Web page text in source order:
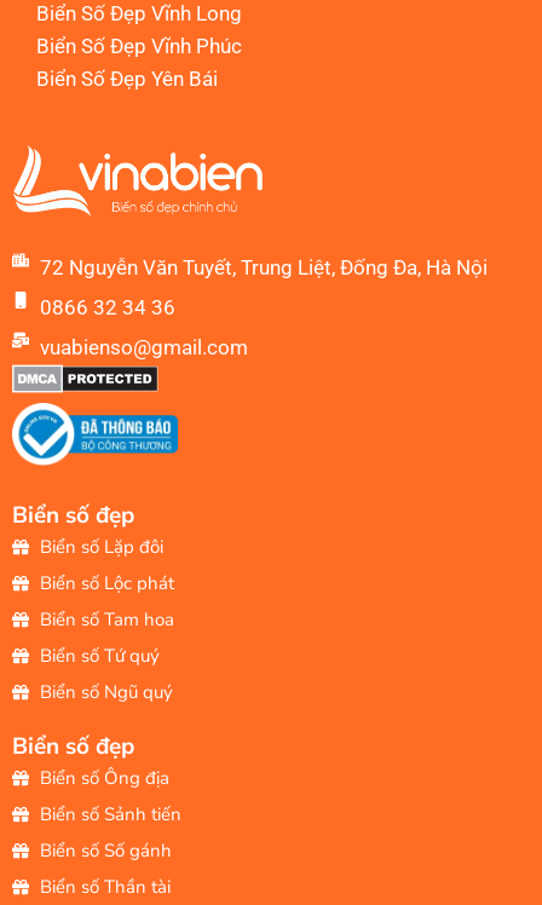
Biển Số Đẹp Vĩnh Long
Biển Số Đẹp Vĩnh Phúc
Biển Số Đẹp Yên Bái
72 Nguyễn Văn Tuyết, Trung Liệt, Đống Đa, Hà Nội
0866 32 34 36
vuabienso@gmail.com
Biển số đẹp
Biển số Lặp đôi
Biển số Lộc phát
Biển số Tam hoa
Biển số Tứ quý
Biển số Ngũ quý
Biển số đẹp
Biển số Ông địa
Biển số Sảnh tiến
Biển số Số gánh
Biển số Thần tài